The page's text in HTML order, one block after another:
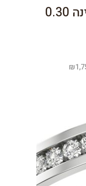
טבעת זהב לבן עדינה 0.30
₪